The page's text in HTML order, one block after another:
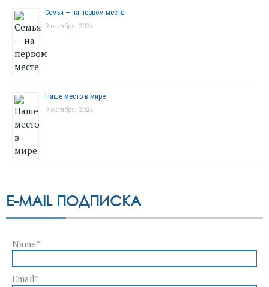
Семья — на первом месте
9 октября, 2024
Наше место в мире
9 октября, 2024
E-MAIL ПОДПИСКА
Name*
Email*